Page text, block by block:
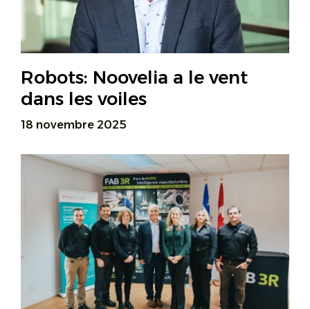
Robots: Noovelia a le vent
dans les voiles
18 novembre 2025